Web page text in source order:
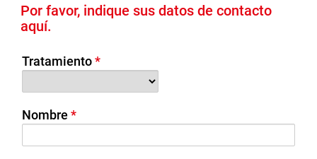
Por favor, indique sus datos de contacto
aquí.
Tratamiento
Nombre